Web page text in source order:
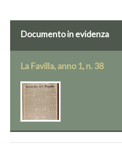
Documento in evidenza
La Favilla, anno 1, n. 38